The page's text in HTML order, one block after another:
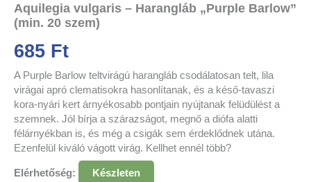
Aquilegia vulgaris – Harangláb „Purple Barlow”
(min. 20 szem)
685 Ft
A Purple Barlow teltvirágú harangláb csodálatosan telt, lila
virágai apró clematisokra hasonlítanak, és a késő-tavaszi
kora-nyári kert árnyékosabb pontjain nyújtanak felüdülést a
szemnek. Jól bírja a szárazságot, megnő a diófa alatti
félárnyékban is, és még a csigák sem érdeklődnek utána.
Ezenfelül kiváló vágott virág. Kellhet ennél több?
Elérhetőség: Készleten